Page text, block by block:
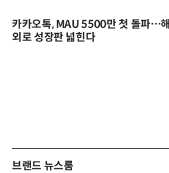
카카오톡, MAU 5500만 첫 돌파…해
외로 성장판 넓힌다
브랜드 뉴스룸